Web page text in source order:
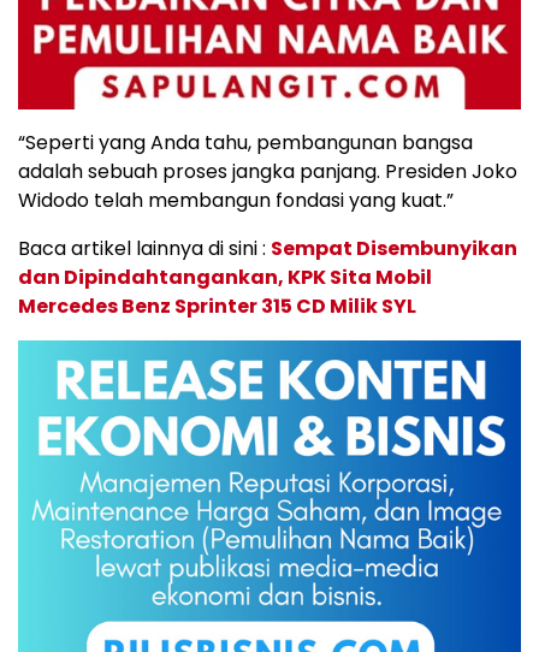
“Seperti yang Anda tahu, pembangunan bangsa
adalah sebuah proses jangka panjang. Presiden Joko
Widodo telah membangun fondasi yang kuat.”
Baca artikel lainnya di sini : Sempat Disembunyikan
dan Dipindahtangankan, KPK Sita Mobil
Mercedes Benz Sprinter 315 CD Milik SYL